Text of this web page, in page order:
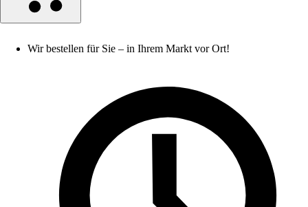
Wir bestellen für Sie – in Ihrem Markt vor Ort!